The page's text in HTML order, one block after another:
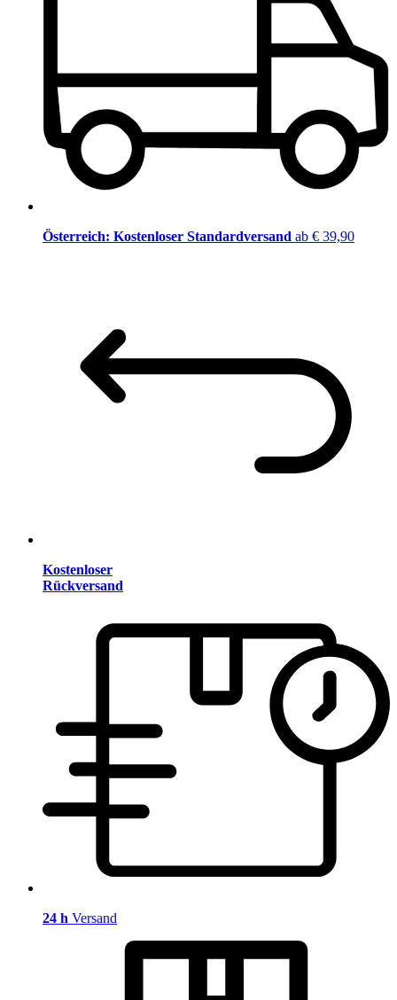
Österreich: Kostenloser Standardversand ab € 39,90
Kostenloser
Rückversand
24 h Versand